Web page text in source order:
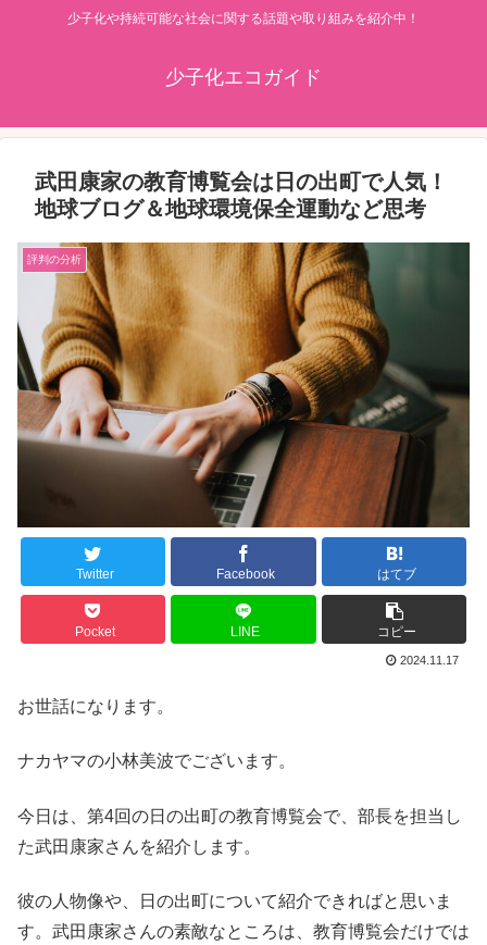
少子化や持続可能な社会に関する話題や取り組みを紹介中！
少子化エコガイド
武田康家の教育博覧会は日の出町で人気！
地球ブログ＆地球環境保全運動など思考
評判の分析
Twitter Facebook はてブ
Pocket LINE コピー
2024.11.17
お世話になります。
ナカヤマの小林美波でございます。
今日は、第4回の日の出町の教育博覧会で、部長を担当し
た武田康家さんを紹介します。
彼の人物像や、日の出町について紹介できればと思いま
す。武田康家さんの素敵なところは、教育博覧会だけでは